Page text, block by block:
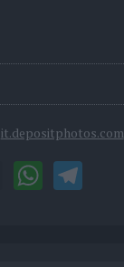
it.depositphotos.com